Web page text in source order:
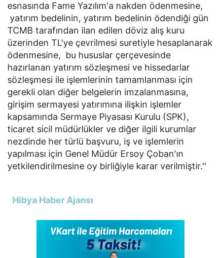
esnasında Fame Yazılım'a nakden ödenmesine,
yatırım bedelinin, yatırım bedelinin ödendiği gün
TCMB tarafından ilan edilen döviz alış kuru
üzerinden TL'ye çevrilmesi suretiyle hesaplanarak
ödenmesine, bu hususlar çerçevesinde
hazırlanan yatırım sözleşmesi ve hissedarlar
sözleşmesi ile işlemlerinin tamamlanması için
gerekli olan diğer belgelerin imzalanmasına,
girişim sermayesi yatırımına ilişkin işlemler
kapsamında Sermaye Piyasası Kurulu (SPK),
ticaret sicil müdürlükler ve diğer ilgili kurumlar
nezdinde her türlü başvuru, iş ve işlemlerin
yapılması için Genel Müdür Ersoy Çoban'ın
yetkilendirilmesine oy birliğiyle karar verilmiştir.''
Hibya Haber Ajansı